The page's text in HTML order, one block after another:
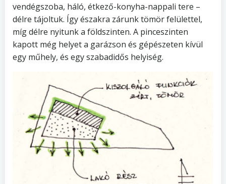
vendégszoba, háló, étkező-konyha-nappali tere –
délre tájoltuk. Így északra zárunk tömör felülettel,
míg délre nyitunk a földszinten. A pinceszinten
kapott még helyet a garázson és gépészeten kívül
egy műhely, és egy szabadidős helyiség.